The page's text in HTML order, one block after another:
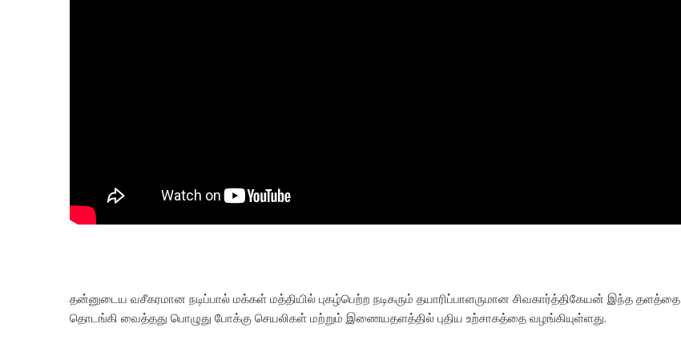
தன்னுடைய வசீகரமான நடிப்பால் மக்கள் மத்தியில் புகழ்பெற்ற நடிகரும் தயாரிப்பாளருமான சிவகார்த்திகேயன் இந்த தளத்தை
தொடங்கி வைத்தது பொழுது போக்கு செயலிகள் மற்றும் இணையதளத்தில் புதிய உற்சாகத்தை வழங்கியுள்ளது.